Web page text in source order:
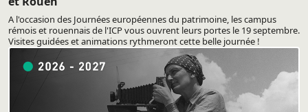
A l'occasion des Journées européennes du patrimoine, les campus
rémois et rouennais de l'ICP vous ouvrent leurs portes le 19 septembre.
Visites guidées et animations rythmeront cette belle journée !